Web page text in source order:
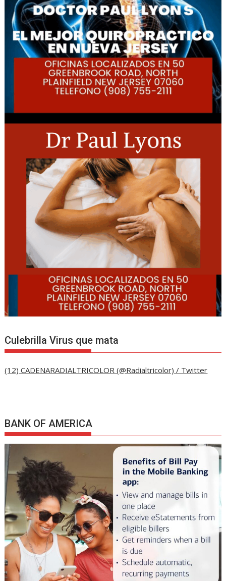
Culebrilla Virus que mata
(12) CADENARADIALTRICOLOR (@Radialtricolor) / Twitter
BANK OF AMERICA